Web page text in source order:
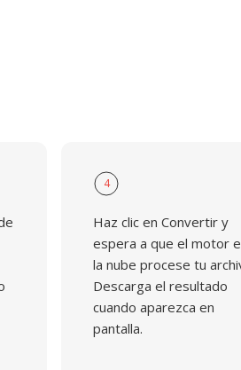
4
Haz clic en Convertir y
espera a que el motor
la nube procese tu
Descarga el resultado
cuando aparezca en
pantalla.